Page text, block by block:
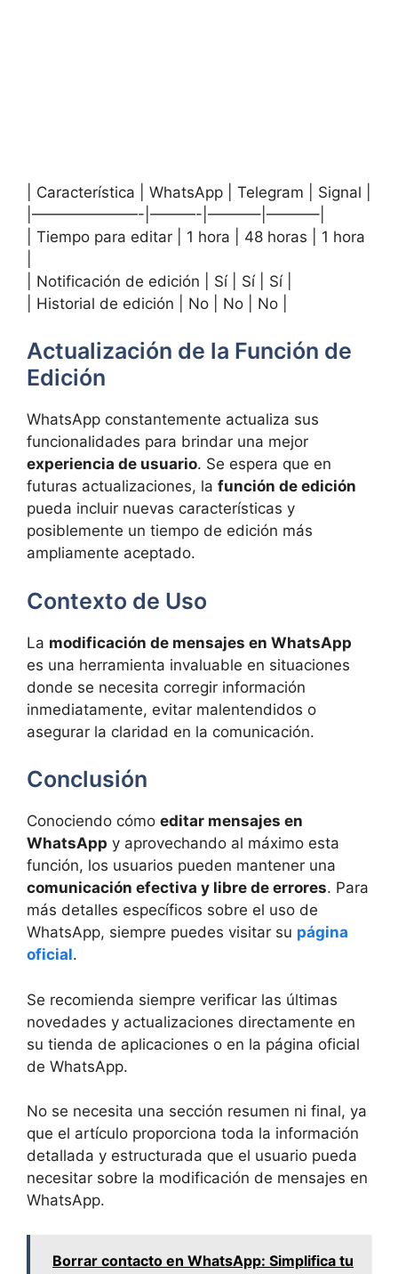
| Característica | WhatsApp | Telegram | Signal |
|———————-|———-|———–|———–|
| Tiempo para editar | 1 hora | 48 horas | 1 hora
| Notificación de edición | Sí | Sí | Sí |
| Historial de edición | No | No | No |
Actualización de la Función de
Edición
WhatsApp constantemente actualiza sus
funcionalidades para brindar una mejor
experiencia de usuario. Se espera que en
futuras actualizaciones, la función de edición
pueda incluir nuevas características y
posiblemente un tiempo de edición más
ampliamente aceptado.
Contexto de Uso
La modificación de mensajes en WhatsApp
es una herramienta invaluable en situaciones
donde se necesita corregir información
inmediatamente, evitar malentendidos o
asegurar la claridad en la comunicación.
Conclusión
Conociendo cómo editar mensajes en
WhatsApp y aprovechando al máximo esta
función, los usuarios pueden mantener una
comunicación efectiva y libre de errores. Para
más detalles específicos sobre el uso de
WhatsApp, siempre puedes visitar su página
oficial.
Se recomienda siempre verificar las últimas
novedades y actualizaciones directamente en
su tienda de aplicaciones o en la página oficial
de WhatsApp.
No se necesita una sección resumen ni final, ya
que el artículo proporciona toda la información
detallada y estructurada que el usuario pueda
necesitar sobre la modificación de mensajes en
WhatsApp.
Borrar contacto en WhatsApp: Simplifica tu